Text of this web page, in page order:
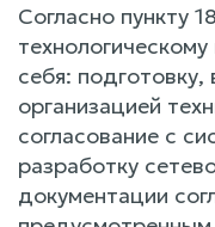
Согласно пункту
себя:
организацией
согласование с
разработку
документации